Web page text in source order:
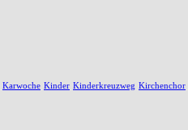
Karwoche Kinder Kinderkreuzweg Kirchenchor